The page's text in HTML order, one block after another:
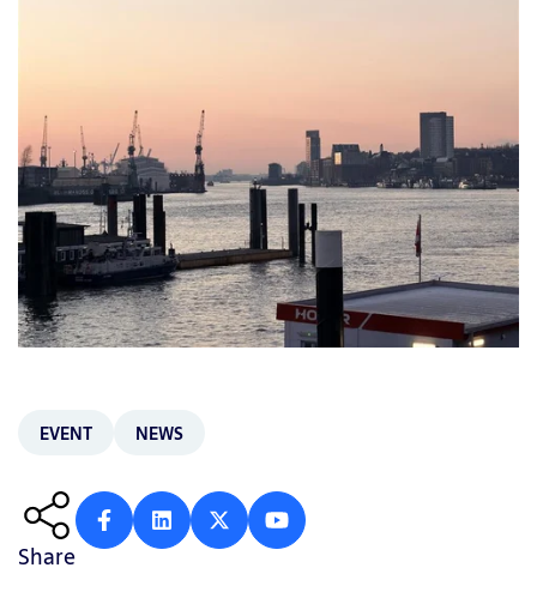
Share
EVENT NEWS